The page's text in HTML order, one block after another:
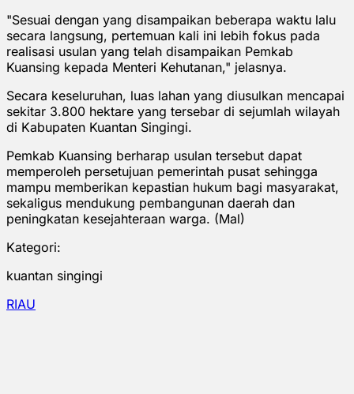
"Sesuai dengan yang disampaikan beberapa waktu lalu
secara langsung, pertemuan kali ini lebih fokus pada
realisasi usulan yang telah disampaikan Pemkab
Kuansing kepada Menteri Kehutanan," jelasnya.
Secara keseluruhan, luas lahan yang diusulkan mencapai
sekitar 3.800 hektare yang tersebar di sejumlah wilayah
di Kabupaten Kuantan Singingi.
Pemkab Kuansing berharap usulan tersebut dapat
memperoleh persetujuan pemerintah pusat sehingga
mampu memberikan kepastian hukum bagi masyarakat,
sekaligus mendukung pembangunan daerah dan
peningkatan kesejahteraan warga. (Mal)
Kategori:
kuantan singingi
RIAU